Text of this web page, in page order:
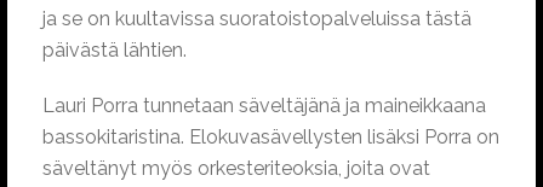
ja se on kuultavissa suoratoistopalveluissa tästä
päivästä lähtien.
Lauri Porra tunnetaan säveltäjänä ja maineikkaana
bassokitaristina. Elokuvasävellysten lisäksi Porra on
säveltänyt myös orkesteriteoksia, joita ovat